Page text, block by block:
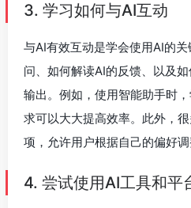
3. 学习如何与AI互动
与AI有效互动是学会使用AI的
问、如何解读AI的反馈、以及
输出。例如，使用智能助手时
求可以大大提高效率。此外，
项，允许用户根据自己的偏好调
4. 尝试使用AI工具和平